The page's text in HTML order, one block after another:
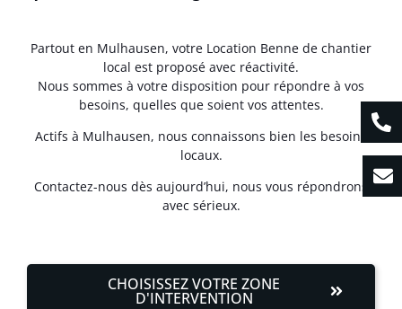
Partout en Mulhausen, votre Location Benne de chantier
local est proposé avec réactivité.
Nous sommes à votre disposition pour répondre à vos
besoins, quelles que soient vos attentes.
Actifs à Mulhausen, nous connaissons bien les besoins
locaux.
Contactez-nous dès aujourd’hui, nous vous répondrons
avec sérieux.
CHOISISSEZ VOTRE ZONE
D'INTERVENTION